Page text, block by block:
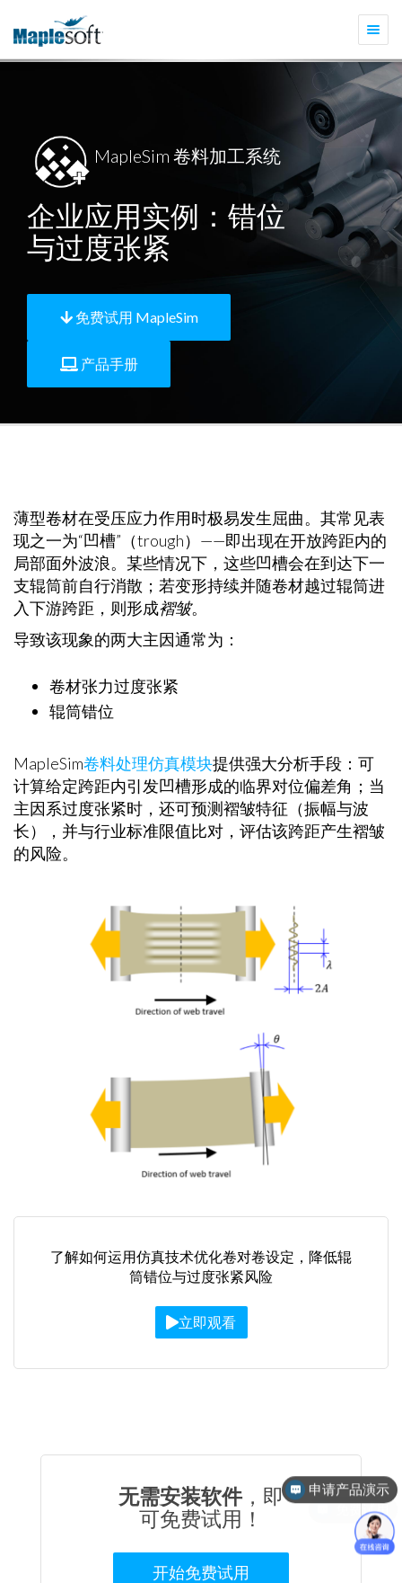
切
导
航
MapleSim 卷料加工系统
企业应用实例：错位
与过度张紧
免费试用 MapleSim
产品手册
薄型卷材在受压应力作用时极易发生屈曲。其常见表
现之一为“凹槽”（trough）——即出现在开放跨距内的
局部面外波浪。某些情况下，这些凹槽会在到达下一
支辊筒前自行消散；若变形持续并随卷材越过辊筒进
入下游跨距，则形成褶皱。
导致该现象的两大主因通常为：
卷材张力过度张紧
辊筒错位
MapleSim卷料处理仿真模块提供强大分析手段：可
计算给定跨距内引发凹槽形成的临界对位偏差角；当
主因系过度张紧时，还可预测褶皱特征（振幅与波
长），并与行业标准限值比对，评估该跨距产生褶皱
的风险。
了解如何运用仿真技术优化卷对卷设定，降低辊
筒错位与过度张紧风险
立即观看
无需安装软件，即
可免费试用！
开始免费试用
免费试用